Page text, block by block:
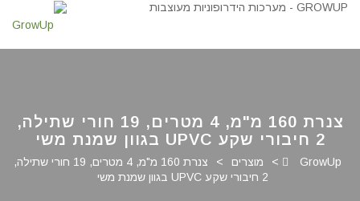
צנרת 160 מ"מ, 4 מטרים, 19 חורי שתילה,
GrowUp
> מוצרים >
צנרת 160 מ"מ, 4 מטרים, 19 חורי שתילה,